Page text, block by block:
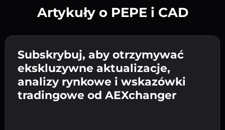
Wpisz adres swojego portfela
kryptowalutowego 👉 przejdź do następnego
kroku.
Potwierdź swoją tożsamość 👉 przejdź do
ostatniego kroku.
Wyślij depozyt 👉 odbierz kryptowalutę lub
walutę fiat w swoim portfelu.
Artykuły o PEPE i CAD
Subskrybuj, aby otrzymywać
ekskluzywne aktualizacje,
analizy rynkowe i wskazówki
tradingowe od AEXchanger